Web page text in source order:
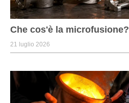
Che cos'è la microfusione?
21 luglio 2026